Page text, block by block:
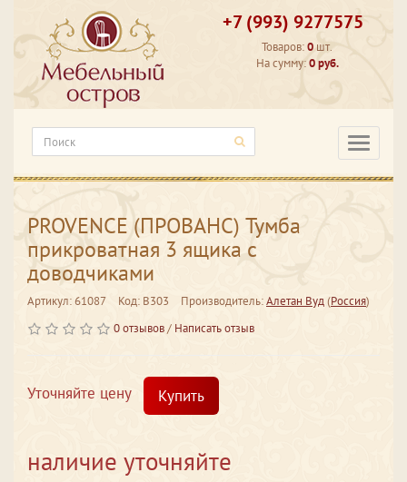
+7 (993) 9277575
Товаров:0 шт.
На сумму:0 руб.
PROVENCE (ПРОВАНС) Тумба
прикроватная 3 ящика с
доводчиками
Артикул: 61087 Код: В303 Производитель:Алетан Вуд(Россия)
0 отзывов/ Написать отзыв
Уточняйте цену Купить
наличие уточняйте